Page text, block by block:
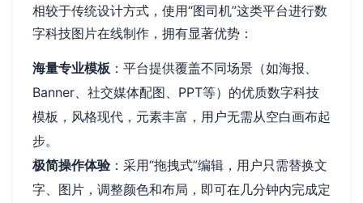
相较于传统设计方式，使用“图司机”这类平台进行数
字科技图片在线制作，拥有显著优势：
海量专业模板 ：平台提供覆盖不同场景（如海报、
Banner、社交媒体配图、PPT等）的优质数字科技
模板，风格现代，元素丰富，用户无需从空白画布起
步。
极简操作体验：采用“拖拽式”编辑，用户只需替换文
字、图片，调整颜色和布局，即可在几分钟内完成定